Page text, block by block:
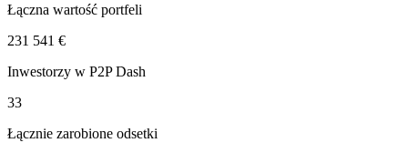
Łączna wartość portfeli
231 541 €
Inwestorzy w P2P Dash
33
Łącznie zarobione odsetki